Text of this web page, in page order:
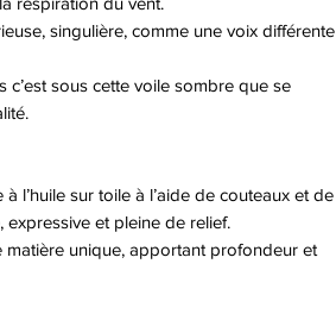
singulière, comme une voix différente
c’est sous cette voile sombre que se
l’huile sur toile à l’aide de couteaux et de
expressive et pleine de relief.
matière unique, apportant profondeur et